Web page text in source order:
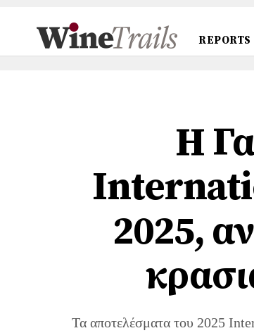
REPORTS
Η
2025,
Τα αποτελέσματα του 2025